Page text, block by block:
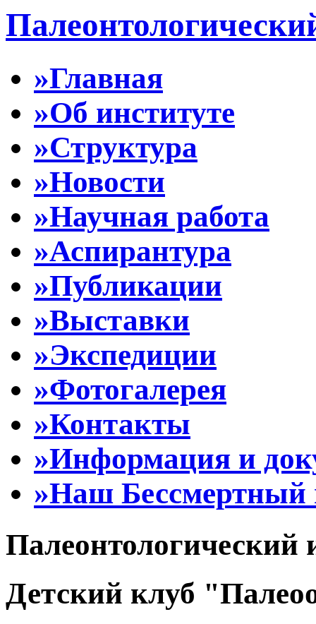
»Главная
»Об институте
»Структура
»Новости
»Научная работа
»Аспирантура
»Публикации
»Выставки
»Экспедиции
»Фотогалерея
»Контакты
»Информация и
»Наш Бессмертный
Палеонтологический
Детский клуб